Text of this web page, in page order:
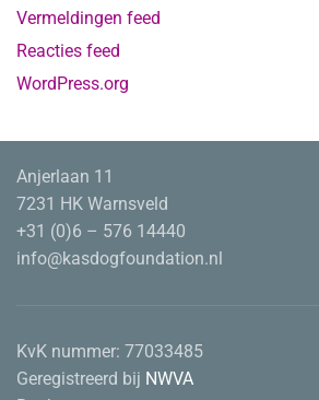
Vermeldingen feed
Reacties feed
WordPress.org
Anjerlaan 11
7231 HK Warnsveld
+31 (0)6 – 576 14440
info@kasdogfoundation.nl
KvK nummer: 77033485
Geregistreerd bij NWVA